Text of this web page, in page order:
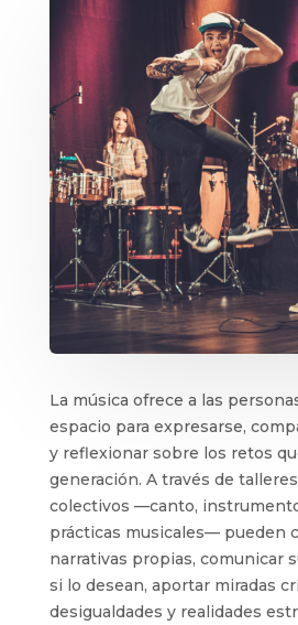
La música ofrece a las
espacio para expresarse,
y reflexionar sobre los retos
generación. A través de
colectivos —canto,
prácticas musicales— pueden
narrativas propias, comunicar
si lo desean, aportar miradas
desigualdades y realidades